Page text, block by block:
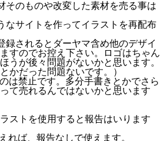
そのものや改変した素材を売る事は
なサイトを作ってイラストを再配布
録されるとダーヤマ含め他のデザイ
すのでお控え下さい。ロゴはちゃん
うが後々問題がないかと思います。
かだった問題ないです。）
は禁止です。多分手書きとかでさら
て売れるんではないかと思います
ストを使用すると報告はいります
れば、報告なしで使えます。